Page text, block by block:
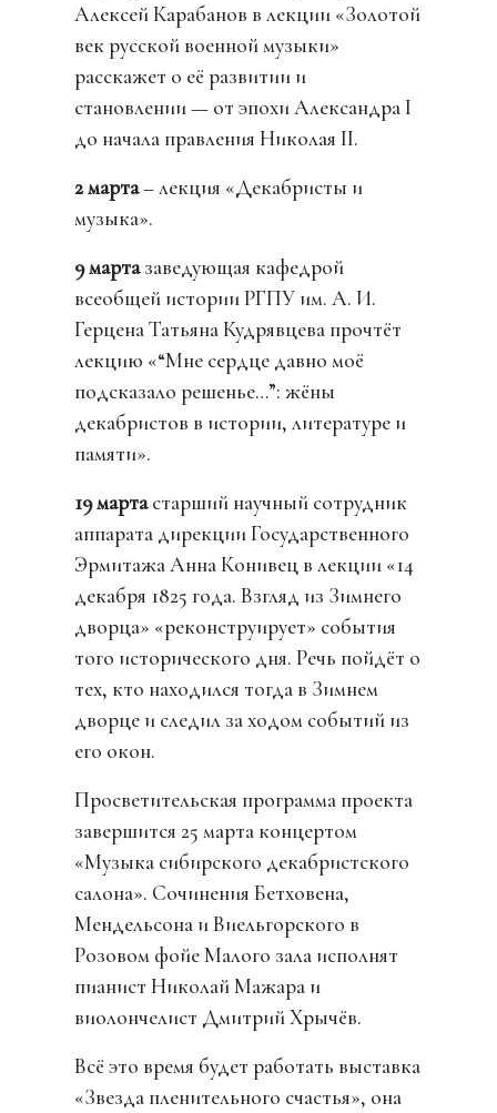
Алексей Карабанов в лекции «Золотой
век русской военной музыки»
расскажет о её развитии и
становлении — от эпохи Александра I
до начала правления Николая II.
2 марта– лекция «Декабристы и
музыка».
9 мартазаведующая кафедрой
всеобщей истории РГПУ им. А. И.
Герцена Татьяна Кудрявцева прочтёт
лекцию «“Мне сердце давно моё
подсказало решенье…”: жёны
декабристов в истории, литературе и
памяти».
19 мартастарший научный сотрудник
аппарата дирекции Государственного
Эрмитажа Анна Конивец в лекции «14
декабря 1825 года. Взгляд из Зимнего
дворца» «реконструирует» события
того исторического дня. Речь пойдёт о
тех, кто находился тогда в Зимнем
дворце и следил за ходом событий из
его окон.
Просветительская программа проекта
завершится 25 марта концертом
«Музыка сибирского декабристского
салона». Сочинения Бетховена,
Мендельсона и Виельгорского в
Розовом фойе Малого зала исполнят
пианист Николай Мажара и
виолончелист Дмитрий Хрычёв.
Всё это время будет работать выставка
«Звезда пленительного счастья», она